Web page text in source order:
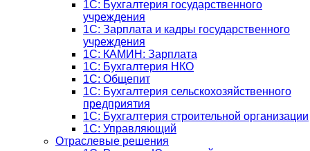
1C: Бухгалтерия государственного
учреждения
1C: Зарплата и кадры государственного
учреждения
1C: КАМИН: Зарплата
1C: Бухгалтерия НКО
1С: Общепит
1С: Бухгалтерия сельскохозяйст­венного
предприятия
1С: Бухгалтерия строительной организации
1С: Управляющий
Отраслевые решения